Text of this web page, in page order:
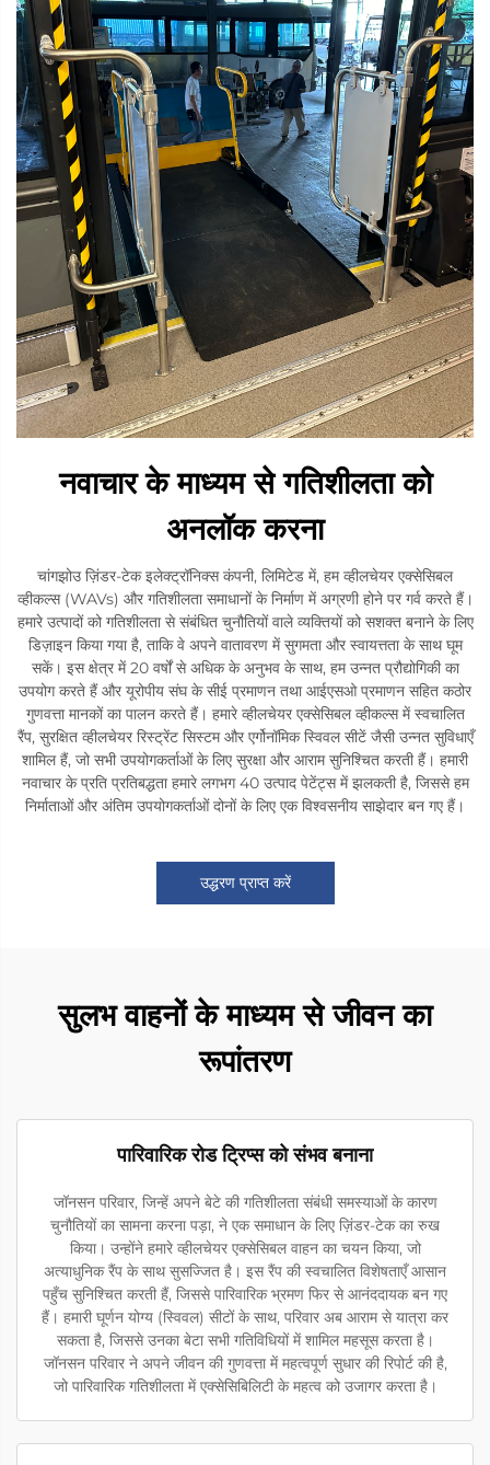
नवाचार के माध्यम से गतिशीलता को
अनलॉक करना
चांगझोउ ज़िंडर-टेक इलेक्ट्रॉनिक्स कंपनी, लिमिटेड में, हम व्हीलचेयर एक्सेसिबल
व्हीकल्स (WAVs) और गतिशीलता समाधानों के निर्माण में अग्रणी होने पर गर्व करते हैं।
हमारे उत्पादों को गतिशीलता से संबंधित चुनौतियों वाले व्यक्तियों को सशक्त बनाने के लिए
डिज़ाइन किया गया है, ताकि वे अपने वातावरण में सुगमता और स्वायत्तता के साथ घूम
सकें। इस क्षेत्र में 20 वर्षों से अधिक के अनुभव के साथ, हम उन्नत प्रौद्योगिकी का
उपयोग करते हैं और यूरोपीय संघ के सीई प्रमाणन तथा आईएसओ प्रमाणन सहित कठोर
गुणवत्ता मानकों का पालन करते हैं। हमारे व्हीलचेयर एक्सेसिबल व्हीकल्स में स्वचालित
रैंप, सुरक्षित व्हीलचेयर रिस्ट्रेंट सिस्टम और एर्गोनॉमिक स्विवल सीटें जैसी उन्नत सुविधाएँ
शामिल हैं, जो सभी उपयोगकर्ताओं के लिए सुरक्षा और आराम सुनिश्चित करती हैं। हमारी
नवाचार के प्रति प्रतिबद्धता हमारे लगभग 40 उत्पाद पेटेंट्स में झलकती है, जिससे हम
निर्माताओं और अंतिम उपयोगकर्ताओं दोनों के लिए एक विश्वसनीय साझेदार बन गए हैं।
उद्धरण प्राप्त करें
सुलभ वाहनों के माध्यम से जीवन का
रूपांतरण
पारिवारिक रोड ट्रिप्स को संभव बनाना
जॉनसन परिवार, जिन्हें अपने बेटे की गतिशीलता संबंधी समस्याओं के कारण
चुनौतियों का सामना करना पड़ा, ने एक समाधान के लिए ज़िंडर-टेक का रुख
किया। उन्होंने हमारे व्हीलचेयर एक्सेसिबल वाहन का चयन किया, जो
अत्याधुनिक रैंप के साथ सुसज्जित है। इस रैंप की स्वचालित विशेषताएँ आसान
पहुँच सुनिश्चित करती हैं, जिससे पारिवारिक भ्रमण फिर से आनंददायक बन गए
हैं। हमारी घूर्णन योग्य (स्विवल) सीटों के साथ, परिवार अब आराम से यात्रा कर
सकता है, जिससे उनका बेटा सभी गतिविधियों में शामिल महसूस करता है।
जॉनसन परिवार ने अपने जीवन की गुणवत्ता में महत्वपूर्ण सुधार की रिपोर्ट की है,
जो पारिवारिक गतिशीलता में एक्सेसिबिलिटी के महत्व को उजागर करता है।